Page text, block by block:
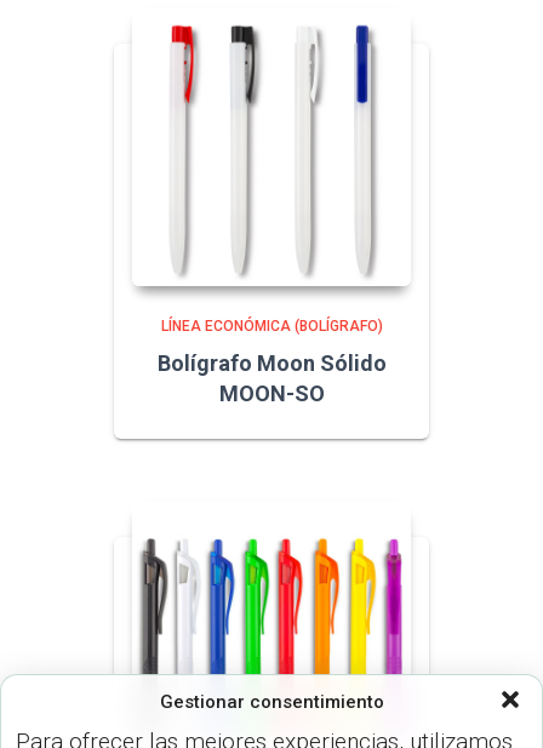
Gestionar consentimiento
Para ofrecer las mejores experiencias, utilizamos
LÍNEA ECONÓMICA (BOLÍGRAFO)
Bolígrafo Moon Sólido
MOON-SO